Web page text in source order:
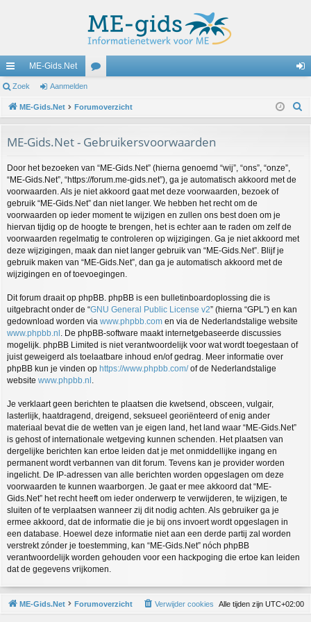
ne
lle
ks
ME-Gids.Net
u
s
m
Zoek Aanmelden
ME-Gids.Net Forumoverzicht
ME-Gids.Net - Gebruikersvoorwaarden
Door het bezoeken van “ME-Gids.Net” (hierna genoemd “wij”, “ons”, “onze”,
“ME-Gids.Net”, “https://forum.me-gids.net”), ga je automatisch akkoord met de
voorwaarden. Als je niet akkoord gaat met deze voorwaarden, bezoek of
gebruik “ME-Gids.Net” dan niet langer. We hebben het recht om de
voorwaarden op ieder moment te wijzigen en zullen ons best doen om je
hiervan tijdig op de hoogte te brengen, het is echter aan te raden om zelf de
voorwaarden regelmatig te controleren op wijzigingen. Ga je niet akkoord met
deze wijzigingen, maak dan niet langer gebruik van “ME-Gids.Net”. Blijf je
gebruik maken van “ME-Gids.Net”, dan ga je automatisch akkoord met de
wijzigingen en of toevoegingen.
Dit forum draait op phpBB. phpBB is een bulletinboardoplossing die is
uitgebracht onder de “GNU General Public License v2” (hierna “GPL”) en kan
gedownload worden via www.phpbb.com en via de Nederlandstalige website
www.phpbb.nl . De phpBB-software maakt internetgebaseerde discussies
mogelijk. phpBB Limited is niet verantwoordelijk voor wat wordt toegestaan of
juist geweigerd als toelaatbare inhoud en/of gedrag. Meer informatie over
phpBB kun je vinden op https://www.phpbb.com/of de Nederlandstalige
website www.phpbb.nl
Je verklaart geen berichten te plaatsen die kwetsend, obsceen, vulgair,
lasterlijk, haatdragend, dreigend, seksueel georiënteerd of enig ander
materiaal bevat die de wetten van je eigen land, het land waar “ME-Gids.Net”
is gehost of internationale wetgeving kunnen schenden. Het plaatsen van
dergelijke berichten kan ertoe leiden dat je met onmiddellijke ingang en
permanent wordt verbannen van dit forum. Tevens kan je provider worden
ingelicht. De IP-adressen van alle berichten worden opgeslagen om deze
voorwaarden te kunnen waarborgen. Je gaat er mee akkoord dat “ME-
Gids.Net” het recht heeft om ieder onderwerp te verwijderen, te wijzigen, te
sluiten of te verplaatsen wanneer zij dit nodig achten. Als gebruiker ga je
ermee akkoord, dat de informatie die je bij ons invoert wordt opgeslagen in
een database. Hoewel deze informatie niet aan een derde partij zal worden
verstrekt zónder je toestemming, kan “ME-Gids.Net” nóch phpBB
verantwoordelijk worden gehouden voor een hackpoging die ertoe kan leiden
dat de gegevens vrijkomen.
ME-Gids.Net Forumoverzicht Alle tijden zijn UTC+02:00
Verwijder cookies